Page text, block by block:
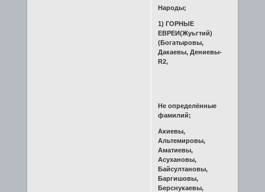
Народы;
1) ГОРНЫЕ
ЕВРЕИ(Жуьгтий)
(Богатыровы,
Дакаевы, Дениевы-
R2,
Не определённые
фамилий;
Акиевы,
Альтемировы,
Аматиевы,
Асухановы,
Байсултановы,
Баргишовы,
Берснукаевы,